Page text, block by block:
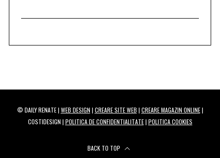
© DAILY RENATE | WEB DESIGN | CREARE SITE WEB | CREARE MAGAZIN ONLINE|
COSTIDESIGN | POLITICA DE CONFIDENTIALITATE| POLITICA COOKIES
BACK TO TOP